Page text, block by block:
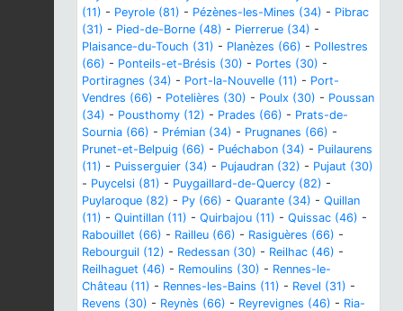
(11) - Peyrole (81) - Pézènes-les-Mines (34) - Pibrac
(31) - Pied-de-Borne (48) - Pierrerue (34) -
Plaisance-du-Touch (31) - Planèzes (66) - Pollestres
(66) - Ponteils-et-Brésis (30) - Portes (30) -
Portiragnes (34) - Port-la-Nouvelle (11) - Port-
Vendres (66) - Potelières (30) - Poulx (30) - Poussan
(34) - Pousthomy (12) - Prades (66) - Prats-de-
Sournia (66) - Prémian (34) - Prugnanes (66) -
Prunet-et-Belpuig (66) - Puéchabon (34) - Puilaurens
(11) - Puisserguier (34) - Pujaudran (32) - Pujaut (30)
- Puycelsi (81) - Puygaillard-de-Quercy (82) -
Puylaroque (82) - Py (66) - Quarante (34) - Quillan
(11) - Quintillan (11) - Quirbajou (11) - Quissac (46) -
Rabouillet (66) - Railleu (66) - Rasiguères (66) -
Rebourguil (12) - Redessan (30) - Reilhac (46) -
Reilhaguet (46) - Remoulins (30) - Rennes-le-
Château (11) - Rennes-les-Bains (11) - Revel (31) -
Revens (30) - Reynès (66) - Reyrevignes (46) - Ria-